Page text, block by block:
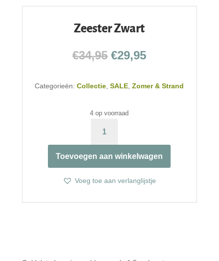
Zeester Zwart
€34,95 Oorspronkelijke
prijs
€34,95.
€29,95Huidige
€29,95.
Categorieën:Collectie ,SALE ,Zomer & Strand
4 op voorraad
ZWART
AANTAL
Toevoegen aan winkelwagen
Voeg toe aan verlanglijstje